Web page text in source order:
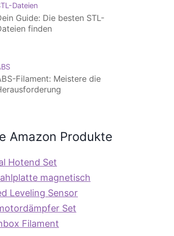
Dateien
Guide: Die besten STL-
finden
Filament: Meistere die
Amazon Produkte
Hotend Set
magnetisch
Leveling Sensor
Set
Filament